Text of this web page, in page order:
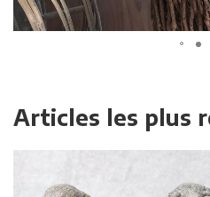
Articles les plus